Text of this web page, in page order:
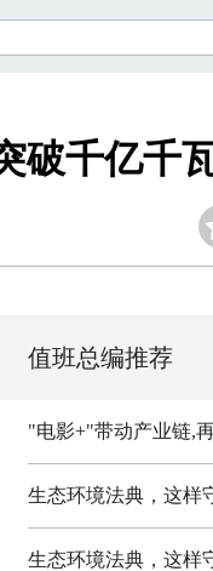
破千亿千
值班总编推荐
"电影+"带动产业链,
生态环境法典，这样
生态环境法典，这样